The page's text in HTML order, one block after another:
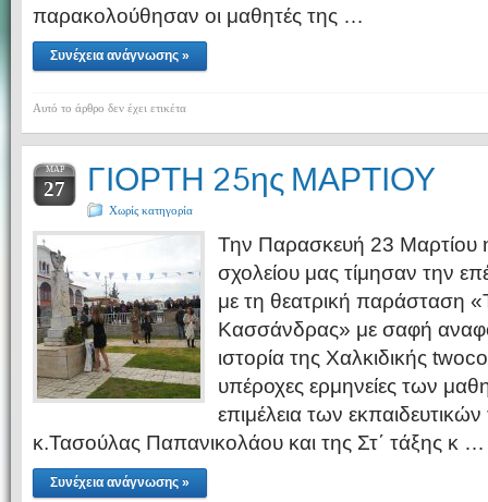
παρακολούθησαν οι μαθητές της …
Συνέχεια ανάγνωσης »
Αυτό το άρθρο δεν έχει ετικέτα
ΜΑΡ
27 ΓΙΟΡΤΗ 25ης ΜΑΡΤΙΟΥ
Χωρίς κατηγορία
Την Παρασκευή 23 Μαρτίου
σχολείου μας τίμησαν την
με τη θεατρική παράσταση
Κασσάνδρας» με σαφή
ιστορία της Χαλκιδικής
υπέροχες ερμηνείες των
επιμέλεια των
κ.Τασούλας Παπανικολάου και της Στ΄ τάξης κ …
Συνέχεια ανάγνωσης »